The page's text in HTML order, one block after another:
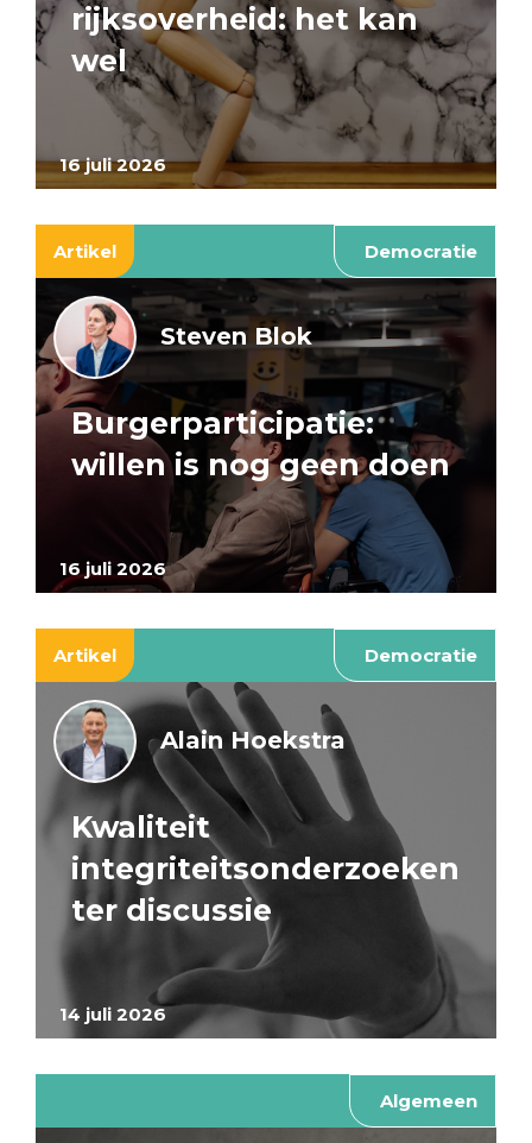
16 juli 2026
rijksoverheid: het kan
wel
Artikel Democratie
16 juli 2026
Steven Blok
Burgerparticipatie:
willen is nog geen doen
Artikel Democratie
14 juli 2026
Alain Hoekstra
Kwaliteit
integriteitsonderzoeken
ter discussie
Algemeen